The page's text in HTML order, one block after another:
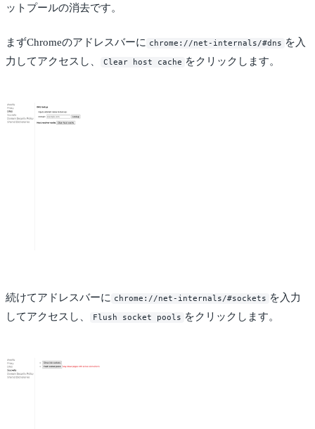
ットプールの消去です。
まずChromeのアドレスバーに chrome://net-internals/#dns を入
力してアクセスし、
Clear host cache をクリックします。
続けてアドレスバーに chrome://net-internals/#sockets を入力
してアクセスし、
Flush socket pools をクリックします。